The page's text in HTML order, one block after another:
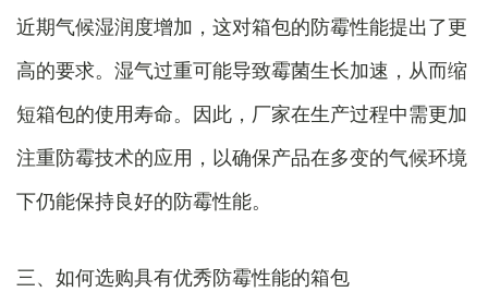
近期气候湿润度增加，这对箱包的防霉性能提出了更
高的要求。湿气过重可能导致霉菌生长加速，从而缩
短箱包的使用寿命。因此，厂家在生产过程中需更加
注重防霉技术的应用，以确保产品在多变的气候环境
下仍能保持良好的防霉性能。
三、如何选购具有优秀防霉性能的箱包